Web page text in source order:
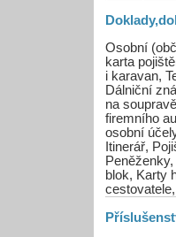
Osobní
karta
i karavan,
Dálniční
na
firemního
osobní
Itinerář,
blok, Karty